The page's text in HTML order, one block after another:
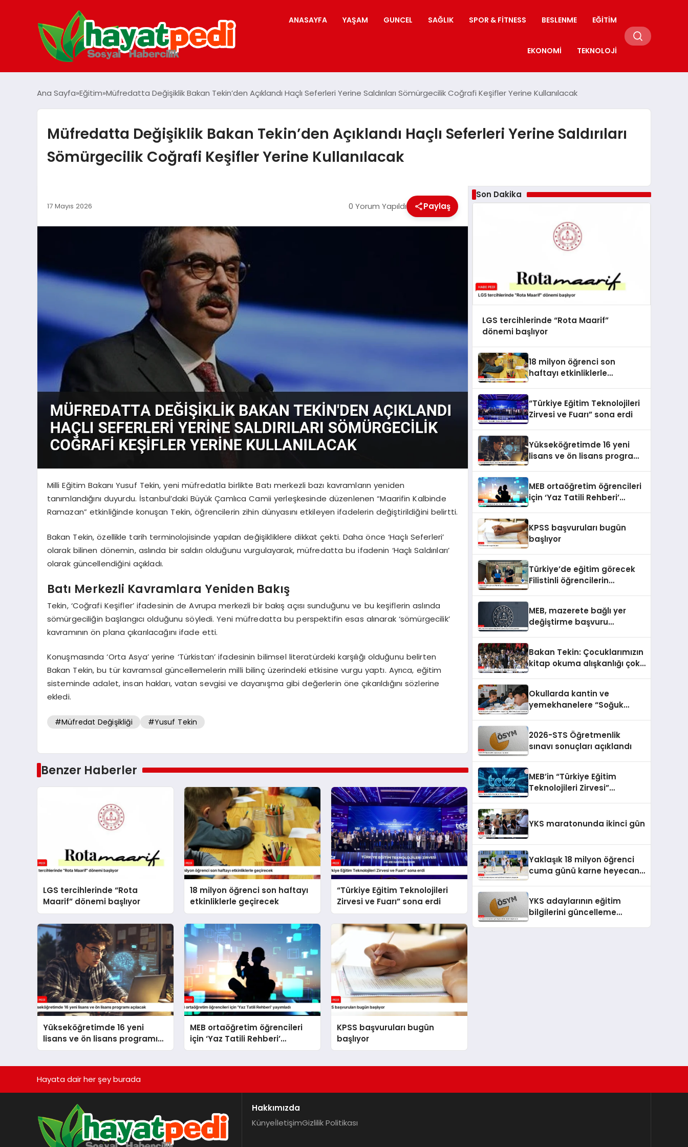
ANASAYFA YAŞAM GUNCEL SAĞLIK SPOR & FITNESS BESLENME EĞITIM
EKONOMI TEKNOLOJI
Ana Sayfa Eğitim Müfredatta Değişiklik Bakan Tekin’den Açıklandı Haçlı Seferleri Yerine Saldırıları Sömürgecilik Coğrafi Keşifler Yerine Kullanılacak
Müfredatta Değişiklik Bakan Tekin’den Açıklandı Haçlı Seferleri Yerine Saldırıları
Sömürgecilik Coğrafi Keşifler Yerine Kullanılacak
17 Mayıs 2026 0 Yorum Yapıldı Paylaş
Milli Eğitim Bakanı Yusuf Tekin, yeni müfredatla birlikte Batı merkezli bazı kavramların yeniden
tanımlandığını duyurdu. İstanbul’daki Büyük Çamlıca Camii yerleşkesinde düzenlenen “Maarifin Kalbinde
Ramazan” etkinliğinde konuşan Tekin, öğrencilerin zihin dünyasını etkileyen ifadelerin değiştirildiğini belirtti.
Bakan Tekin, özellikle tarih terminolojisinde yapılan değişikliklere dikkat çekti. Daha önce ‘Haçlı Seferleri’
olarak bilinen dönemin, aslında bir saldırı olduğunu vurgulayarak, müfredatta bu ifadenin ‘Haçlı Saldırıları’
olarak güncellendiğini açıkladı.
Batı Merkezli Kavramlara Yeniden Bakış
Tekin, ‘Coğrafi Keşifler’ ifadesinin de Avrupa merkezli bir bakış açısı sunduğunu ve bu keşiflerin aslında
sömürgeciliğin başlangıcı olduğunu söyledi. Yeni müfredatta bu perspektifin esas alınarak ‘sömürgecilik’
kavramının ön plana çıkarılacağını ifade etti.
Konuşmasında ‘Orta Asya’ yerine ‘Türkistan’ ifadesinin bilimsel literatürdeki karşılığı olduğunu belirten
Bakan Tekin, bu tür kavramsal güncellemelerin milli bilinç üzerindeki etkisine vurgu yaptı. Ayrıca, eğitim
sisteminde adalet, insan hakları, vatan sevgisi ve dayanışma gibi değerlerin öne çıkarıldığını sözlerine
ekledi.
#Müfredat Değişikliği #Yusuf Tekin
Benzer Haberler
LGS tercihlerinde “Rota
Maarif” dönemi başlıyor
18 milyon öğrenci son haftayı
etkinliklerle geçirecek
“Türkiye Eğitim Teknolojileri
Zirvesi ve Fuarı” sona erdi
Yükseköğretimde 16 yeni
lisans ve ön lisans programı
açılacak
MEB ortaöğretim öğrencileri
için ‘Yaz Tatili Rehberi’
yayımladı
KPSS başvuruları bugün
başlıyor
Son Dakika
LGS tercihlerinde “Rota Maarif”
dönemi başlıyor
18 milyon öğrenci son
haftayı etkinliklerle
“Türkiye Eğitim Teknolojileri
Zirvesi ve Fuarı” sona erdi
Yükseköğretimde 16 yeni
lisans ve ön lisans programı
MEB ortaöğretim öğrencileri
için ‘Yaz Tatili Rehberi’
KPSS başvuruları bugün
başlıyor
Türkiye’de eğitim görecek
Filistinli öğrencilerin
MEB, mazerete bağlı yer
değiştirme başvuru
Bakan Tekin: Çocuklarımızın
kitap okuma alışkanlığı çok
Okullarda kantin ve
yemekhanelere “Soğuk
2026-STS Öğretmenlik
sınavı sonuçları açıklandı
MEB’in “Türkiye Eğitim
Teknolojileri Zirvesi”
YKS maratonunda ikinci gün
Yaklaşık 18 milyon öğrenci
cuma günü karne heyecanı
YKS adaylarının eğitim
bilgilerini güncelleme
Hayata dair her şey burada
Hakkımızda
KünyeİletişimGizlilik Politikası